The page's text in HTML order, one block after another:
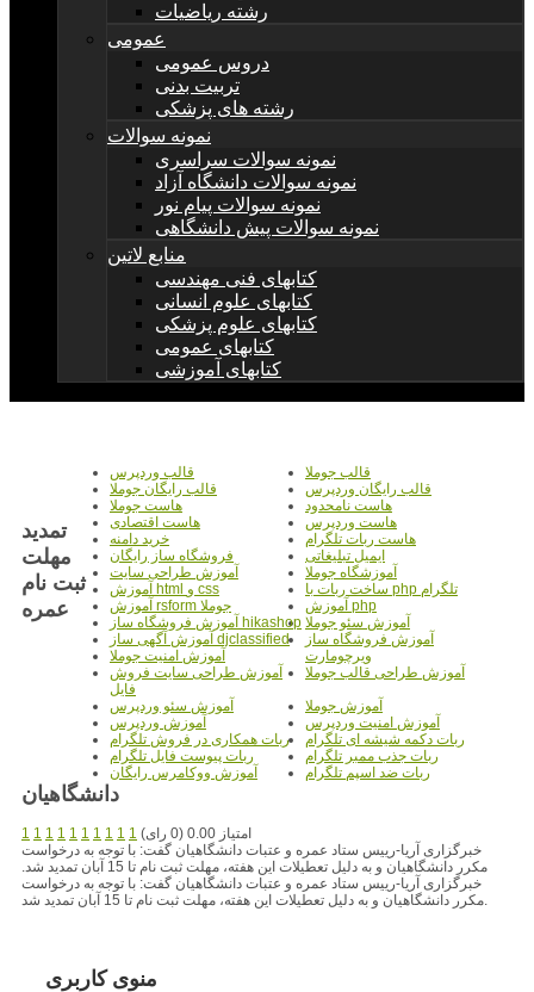
رشته ریاضیات
عمومی
دروس عمومی
تربیت بدنی
رشته های پزشکی
نمونه سوالات
نمونه سوالات سراسری
نمونه سوالات دانشگاه آزاد
نمونه سوالات پیام نور
نمونه سوالات پیش دانشگاهی
منابع لاتین
کتابهای فنی مهندسی
کتابهای علوم انسانی
کتابهای علوم پزشکی
کتابهای عمومی
کتابهای آموزشی
قالب جوملا
قالب وردپرس
قالب رایگان وردپرس
قالب رایگان جوملا
هاست نامحدود
هاست جوملا
هاست وردپرس
هاست اقتصادی
هاست ربات تلگرام
خرید دامنه
ایمیل تبلیغاتی
فروشگاه ساز رایگان
آموزشگاه جوملا
آموزش طراحی سایت
ساخت ربات با php تلگرام
آموزش html و css
آموزش php
آموزش rsform جوملا
آموزش سئو جوملا آموزش فروشگاه ساز hikashop
آموزش فروشگاه ساز
ویرچومارت
آموزش آگهی ساز djclassified
آموزش امنیت جوملا
آموزش طراحی قالب جوملا
آموزش طراحی سایت فروش
فایل
آموزش جوملا
آموزش سئو وردپرس
آموزش امنیت وردپرس
آموزش وردپرس
ربات دکمه شیشه ای تلگرام
ربات همکاری در فروش تلگرام
ربات جذب ممبر تلگرام
ربات پیوست فایل تلگرام
ربات ضد اسپم تلگرام
آموزش ووکامرس رایگان
تمديد
مهلت
ثبت نام
عمره
دانشگاهيان
1 1 1 1 1 1 1 1 1 1
امتیاز 0.00 (0 رای)
خبرگزاری آریا-رییس ستاد عمره و عتبات دانشگاهیان گفت: با توجه به درخواست
مکرر دانشگاهیان و به دلیل تعطیلات این هفته، مهلت ثبت نام تا 15 آبان تمدید شد.
خبرگزاری آریا-رییس ستاد عمره و عتبات دانشگاهیان گفت: با توجه به درخواست
مکرر دانشگاهیان و به دلیل تعطیلات این هفته، مهلت ثبت نام تا 15 آبان تمدید شد.
منوی کاربری